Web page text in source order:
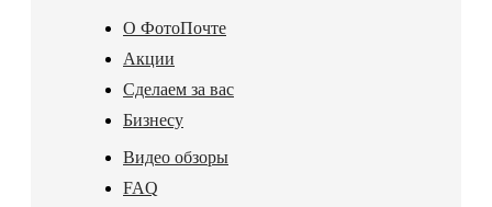
О ФотоПочте
Акции
Сделаем за вас
Бизнесу
Видео обзоры
FAQ